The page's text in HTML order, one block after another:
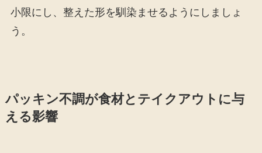
小限にし、整えた形を馴染ませるようにしましょ
う。
パッキン不調が食材とテイクアウトに与
える影響